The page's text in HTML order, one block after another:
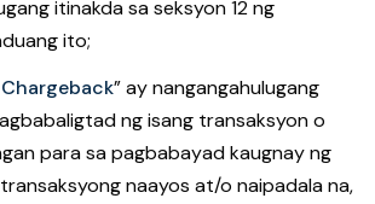
itinakda sa seksyon 12 ng
ito;
” ay nangangahulugang
ng isang transaksyon o
para sa pagbabayad kaugnay ng
naayos at/o naipadala na,